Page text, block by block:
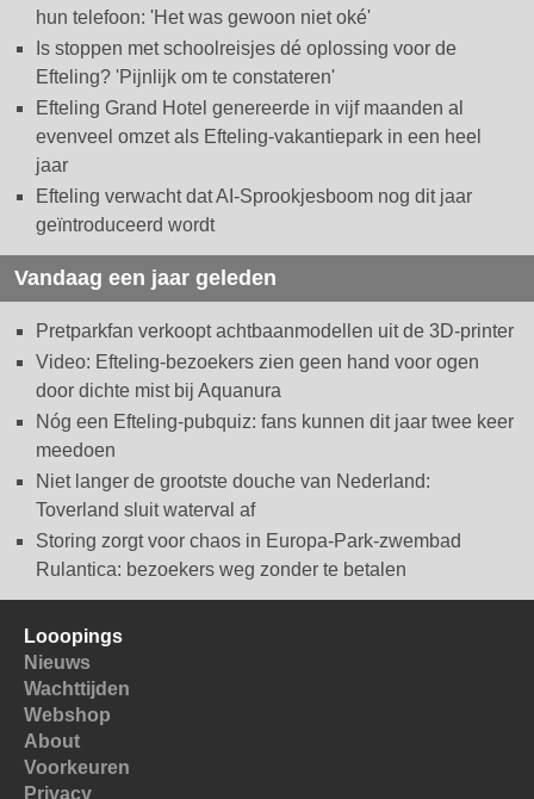
hun telefoon: 'Het was gewoon niet oké'
Is stoppen met schoolreisjes dé oplossing voor de
Efteling? 'Pijnlijk om te constateren'
Efteling Grand Hotel genereerde in vijf maanden al
evenveel omzet als Efteling-vakantiepark in een heel
jaar
Efteling verwacht dat AI-Sprookjesboom nog dit jaar
geïntroduceerd wordt
Vandaag een jaar geleden
Pretparkfan verkoopt achtbaanmodellen uit de 3D-printer
Video: Efteling-bezoekers zien geen hand voor ogen
door dichte mist bij Aquanura
Nóg een Efteling-pubquiz: fans kunnen dit jaar twee keer
meedoen
Niet langer de grootste douche van Nederland:
Toverland sluit waterval af
Storing zorgt voor chaos in Europa-Park-zwembad
Rulantica: bezoekers weg zonder te betalen
Looopings
Nieuws
Wachttijden
Webshop
About
Voorkeuren
Privacy